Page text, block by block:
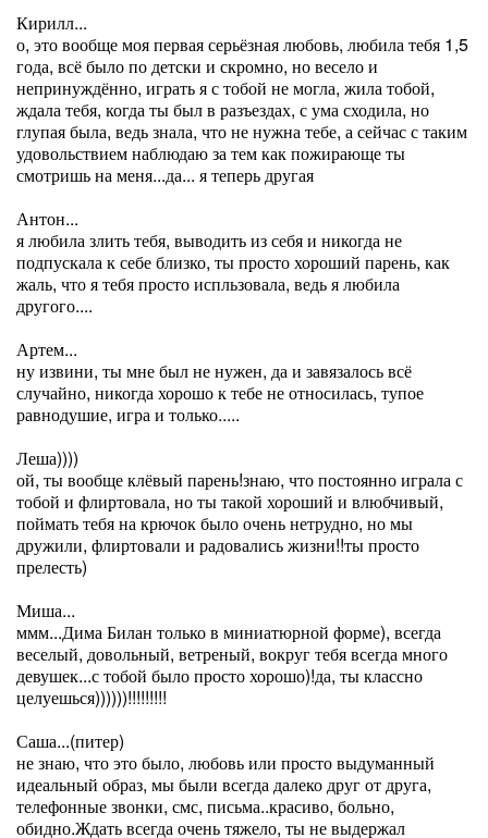
Кирилл...
о, это вообще моя первая серьёзная любовь, любила тебя 1,5
года, всё было по детски и скромно, но весело и
непринуждённо, играть я с тобой не могла, жила тобой,
ждала тебя, когда ты был в разъездах, с ума сходила, но
глупая была, ведь знала, что не нужна тебе, а сейчас с таким
удовольствием наблюдаю за тем как пожирающе ты
смотришь на меня...да... я теперь другая
Антон...
я любила злить тебя, выводить из себя и никогда не
подпускала к себе близко, ты просто хороший парень, как
жаль, что я тебя просто испльзовала, ведь я любила
другого....
Артем...
ну извини, ты мне был не нужен, да и завязалось всё
случайно, никогда хорошо к тебе не относилась, тупое
равнодушие, игра и только.....
Леша))))
ой, ты вообще клёвый парень!знаю, что постоянно играла с
тобой и флиртовала, но ты такой хороший и влюбчивый,
поймать тебя на крючок было очень нетрудно, но мы
дружили, флиртовали и радовались жизни!!ты просто
прелесть)
Миша...
ммм...Дима Билан только в миниатюрной форме), всегда
веселый, довольный, ветреный, вокруг тебя всегда много
девушек...с тобой было просто хорошо)!да, ты классно
целуешься))))))!!!!!!!!!
Саша...(питер)
не знаю, что это было, любовь или просто выдуманный
идеальный образ, мы были всегда далеко друг от друга,
телефонные звонки, смс, письма..красиво, больно,
обидно.Ждать всегда очень тяжело, ты не выдержал